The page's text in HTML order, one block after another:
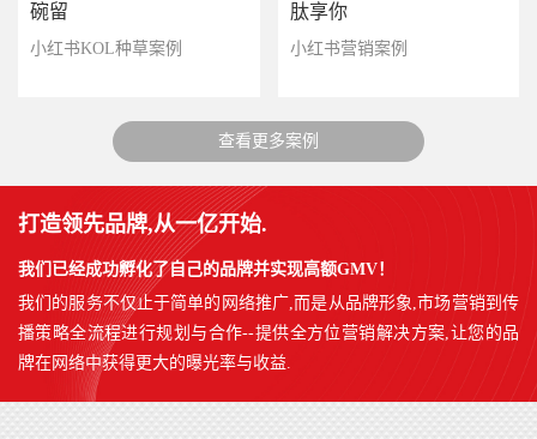
碗留
小红书KOL种草案例
肽享你
小红书营销案例
查看更多案例
打造领先品牌,从一亿开始.
我们已经成功孵化了自己的品牌并实现高额GMV！
我们的服务不仅止于简单的网络推广,而是从品牌形象,市场营销到传
播策略全流程进行规划与合作--提供全方位营销解决方案,让您的品
牌在网络中获得更大的曝光率与收益.